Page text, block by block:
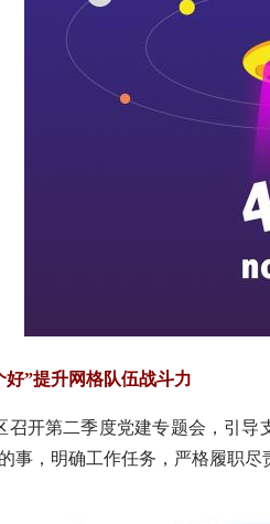
好”提升网格队伍战斗力
第二季度党建专题会，引导
事，明确工作任务，严格履职尽